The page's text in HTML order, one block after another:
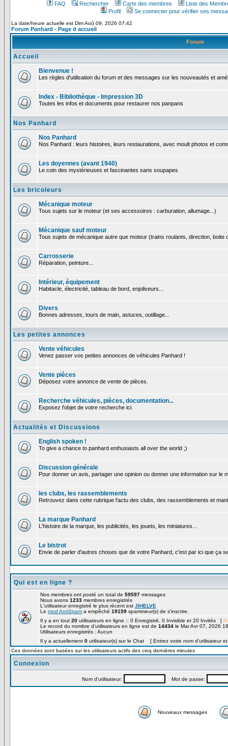
FAQ Rechercher Carte des membres
Liste des
Profil
Se connecter pour vérifier ses
La date/heure actuelle est Dim Aoû 09, 2026 07:42
Forum Panhard - Page d accueil
Forum
Accueil
Bienvenue !
Les règles d'utilisation du forum et des messages sur les nouveautés et
Index - Bibliothèque - Impression 3D
Toutes les infos et documents pour restaurer nos panpans
Nos Panhard
Nos Panhard
Nos Panhard : leurs histoires, leurs restaurations, avec moult photos et
Les doyennes (avant 1940)
Le coin des mystérieuses et fascinantes sans soupapes
Les bricoleurs
Mécanique moteur
Tous sujets sur le moteur (et ses accessoires : carburation, allumage...)
Mécanique sauf moteur
Tous sujets de mécanique autre que moteur (trains roulants, direction, boite
Carrosserie
Réparation, peinture...
Intérieur, équipement
Habitacle, électricité, tableau de bord, enjoliveurs...
Divers
Bonnes adresses, tours de main, astuces, outillage...
Les petites annonces
Vente véhicules
Venez passer vos petites annonces de véhicules Panhard !
Vente pièces
Déposez votre annonce de vente de pièces.
Recherche véhicules, pièces, documentation...
Exposez l'objet de votre recherche ici.
Actualités et Discussions
English spoken !
To give a chance to panhard enthusiasts all over the world ;)
Discussion générale
Pour donner un avis, partager une opinion ou donner une information sur le
les clubs, les rassemblements
Retrouvez dans cette rubrique l'actu des clubs, des rassemblements et
La marque Panhard
L'histoire de la marque, les publicités, les jouets, les miniatures...
Le bistrot
Envie de parler d'autres choses que de votre Panhard, c'est par ici que ça
Qui est en ligne ?
Nos membres ont posté un total de 59597 messages
Nous avons 1233 membres enregistrés
L'utilisateur enregistré le plus récent est JIHELVE
Le mod AntiSpam a empêché 19159 spammeur(s) de s'inscrire.
Il y a en tout 20 utilisateurs en ligne :: 0 Enregistré, 0 Invisible et 20 Invités [
Le record du nombre d'utilisateurs en ligne est de 14434 le Mar Avr 07, 2026
Utilisateurs enregistrés : Aucun
Il y a actuellement 0 utilisateur(s) sur le Chat [ Entrez votre nom d'utilisateur
Ces données sont basées sur les utilisateurs actifs des cinq dernières minutes
Connexion
Nom d'utilisateur: Mot de passe:
Nouveaux messages